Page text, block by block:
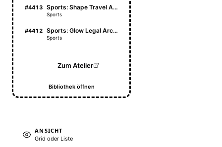
#4413 Sports: Shape Travel Atlas
Sports
#4412 Sports: Glow Legal Archive
Sports
Zum Atelier
Bibliothek öffnen
ANSICHT
Grid oder Liste